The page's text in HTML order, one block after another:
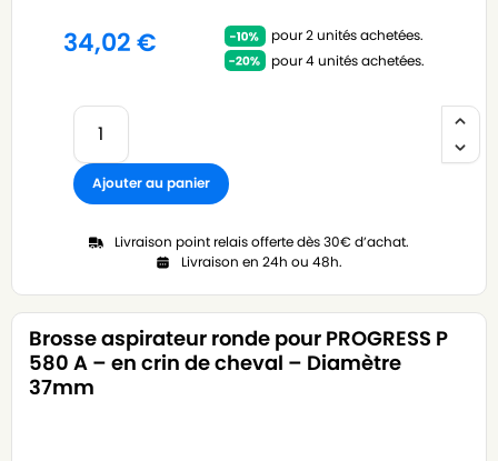
34,02€
pour 2 unités achetées.
pour 4 unités achetées.
Ajouter au panier
Livraison point relais offerte dès 30€ d’achat.
Livraison en 24h ou 48h.
Brosse aspirateur ronde pour PROGRESS P
580 A – en crin de cheval – Diamètre
37mm